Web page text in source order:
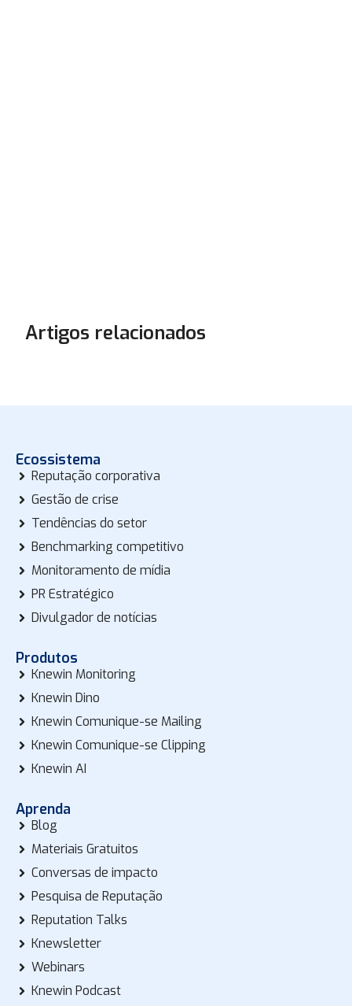
Artigos relacionados
Ecossistema
Reputação corporativa
Gestão de crise
Tendências do setor
Benchmarking competitivo
Monitoramento de mídia
PR Estratégico
Divulgador de notícias
Produtos
Knewin Monitoring
Knewin Dino
Knewin Comunique-se Mailing
Knewin Comunique-se Clipping
Knewin AI
Aprenda
Blog
Materiais Gratuitos
Conversas de impacto
Pesquisa de Reputação
Reputation Talks
Knewsletter
Webinars
Knewin Podcast